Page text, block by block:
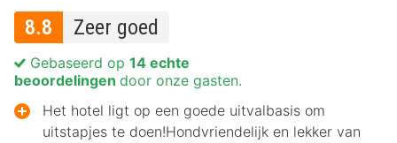
8.8 Zeer goed
Gebaseerd op 14 echte
beoordelingen door onze gasten.
Het hotel ligt op een goede uitvalbasis om
uitstapjes te doen!Hondvriendelijk en lekker van